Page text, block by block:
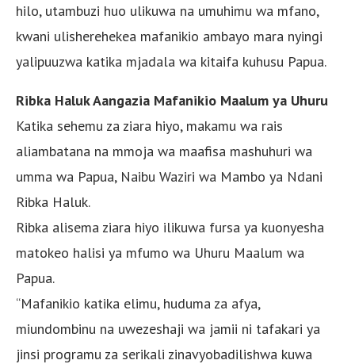
hilo, utambuzi huo ulikuwa na umuhimu wa mfano,
kwani ulisherehekea mafanikio ambayo mara nyingi
yalipuuzwa katika mjadala wa kitaifa kuhusu Papua.
Ribka Haluk Aangazia Mafanikio Maalum ya Uhuru
Katika sehemu za ziara hiyo, makamu wa rais
aliambatana na mmoja wa maafisa mashuhuri wa
umma wa Papua, Naibu Waziri wa Mambo ya Ndani
Ribka Haluk.
Ribka alisema ziara hiyo ilikuwa fursa ya kuonyesha
matokeo halisi ya mfumo wa Uhuru Maalum wa
Papua.
“Mafanikio katika elimu, huduma za afya,
miundombinu na uwezeshaji wa jamii ni tafakari ya
jinsi programu za serikali zinavyobadilishwa kuwa